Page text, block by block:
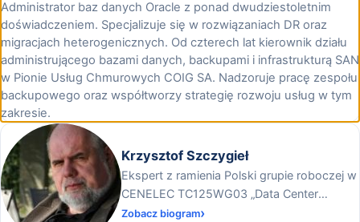
Administrator baz danych Oracle z ponad dwudziestoletnim
doświadczeniem. Specjalizuje się w rozwiązaniach DR oraz
migracjach heterogenicznych. Od czterech lat kierownik działu
administrującego bazami danych, backupami i infrastrukturą SAN
w Pionie Usług Chmurowych COIG SA. Nadzoruje pracę zespołu
backupowego oraz współtworzy strategię rozwoju usług w tym
zakresie.
Krzysztof Szczygieł
Ekspert z ramienia Polski grupie roboczej w
CENELEC TC125WG03 „Data Center
Infrastructure and Facilities`
Zobacz biogram